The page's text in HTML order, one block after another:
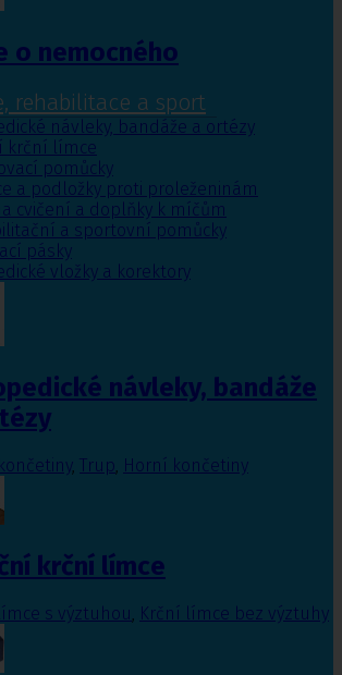
o nemocného
rehabilitace a sport
návleky, bandáže a ortézy
krční límce
pomůcky
a podložky proti proleženinám
cvičení a doplňky k míčům
a sportovní pomůcky
pásky
vložky a korektory
návleky, bandáže
, Trup, Horní končetiny
krční límce
s výztuhou Krční límce bez výztuhy